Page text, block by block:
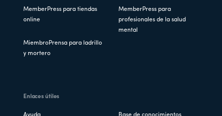
MemberPress para tiendas
online
MemberPress para
profesionales de la salud
mental
MiembroPrensa para ladrillo
y mortero
Enlaces útiles